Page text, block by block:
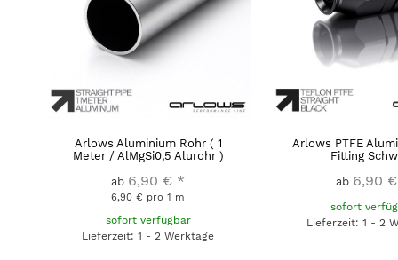
Arlows Aluminium Rohr ( 1
Meter / AlMgSi0,5 Alurohr )
ab 6,90 € *
6,90 € pro 1 m
sofort verfügbar
Lieferzeit: 1 - 2 Werktage
Arlows PTFE
Fitting
ab 6,90 €
sofort
Lieferzeit: 1 - 2